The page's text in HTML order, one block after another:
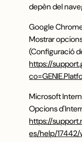
depèn del
Google
Mostrar
(Configuració
https://
Microsoft
Opcions
https://
es/help/